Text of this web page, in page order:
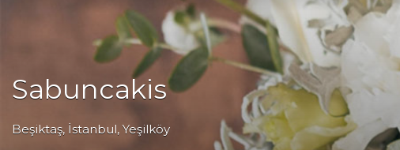
Sabuncakis
Beşiktaş, İstanbul, Yeşilköy